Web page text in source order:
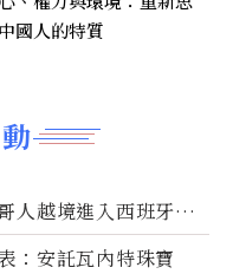
人越境進入西班牙休
：安託瓦內特珠寶
國人的特質